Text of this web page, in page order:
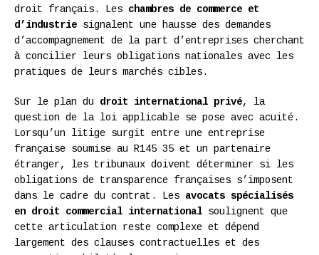
droit français. Les chambres de commerce et
d’industrie signalent une hausse des demandes
d’accompagnement de la part d’entreprises cherchant
à concilier leurs obligations nationales avec les
pratiques de leurs marchés cibles.
Sur le plan du droit international privé, la
question de la loi applicable se pose avec acuité.
Lorsqu’un litige surgit entre une entreprise
française soumise au R145 35 et un partenaire
étranger, les tribunaux doivent déterminer si les
obligations de transparence françaises s’imposent
dans le cadre du contrat. Les avocats spécialisés
en droit commercial international soulignent que
cette articulation reste complexe et dépend
largement des clauses contractuelles et des